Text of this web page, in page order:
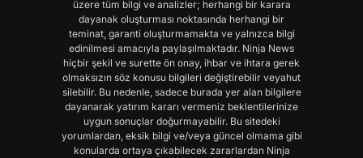
üzere tüm bilgi ve analizler; herhangi bir karara
dayanak oluşturması noktasında herhangi bir
teminat, garanti oluşturmamakta ve yalnızca bilgi
edinilmesi amacıyla paylaşılmaktadır. Ninja News
hiçbir şekil ve surette ön onay, ihbar ve ihtara gerek
olmaksızın söz konusu bilgileri değiştirebilir veyahut
silebilir. Bu nedenle, sadece burada yer alan bilgilere
dayanarak yatırım kararı vermeniz beklentilerinize
uygun sonuçlar doğurmayabilir. Bu sitedeki
yorumlardan, eksik bilgi ve/veya güncel olmama gibi
konularda ortaya çıkabilecek zararlardan Ninja